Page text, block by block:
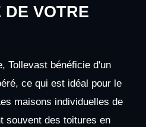
DE VOTRE
Tollevast bénéficie d'un
ce qui est idéal pour le
maisons individuelles de
souvent des toitures en